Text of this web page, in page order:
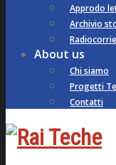
Approdo
Archivio
About us
Chi siamo
Progetti
Contatti